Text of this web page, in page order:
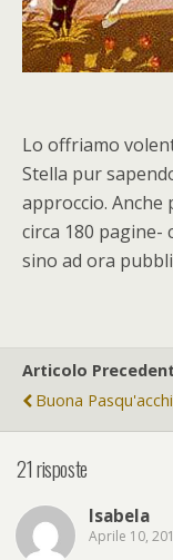
Lo offriamo
Stella pur
approccio.
circa 180 pagine-
sino ad ora
Articolo
Buona
21 risposte
Isabela
Aprile 10,